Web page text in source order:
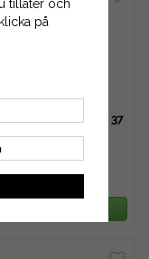
Husqvarna 506 37
67-01
39 kr
tillåter och
på